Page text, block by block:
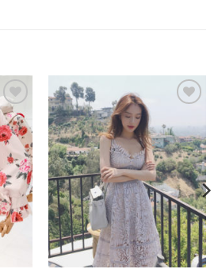
TO
WISHLIST